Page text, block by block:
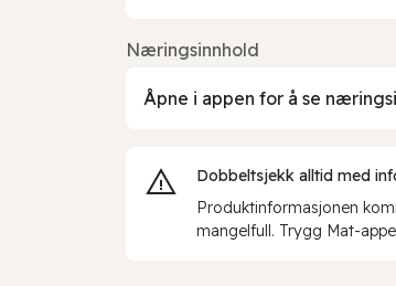
Næringsinnhold
Åpne i appen for å se
Dobbeltsjekk alltid med
Produktinformasjonen
mangelfull. Trygg Mat-